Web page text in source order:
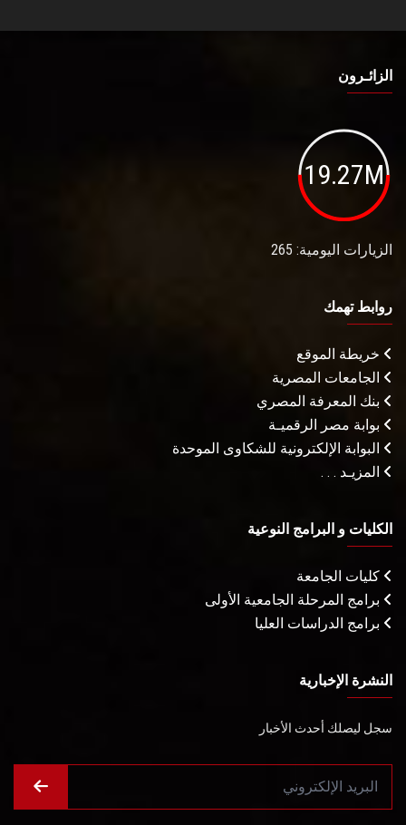
الزائـرون
19.27M
الزيارات اليومية: 265
روابط تهمك
خريطة الموقع
الجامعات المصرية
بنك المعرفة المصري
بوابة مصر الرقميـة
البوابة الإلكترونية للشكاوى الموحدة
المزيـد . . .
الكليات و البرامج النوعية
كليات الجامعة
برامج المرحلة الجامعية الأولى
برامج الدراسات العليا
النشرة الإخبارية
سجل ليصلك أحدث الأخبار